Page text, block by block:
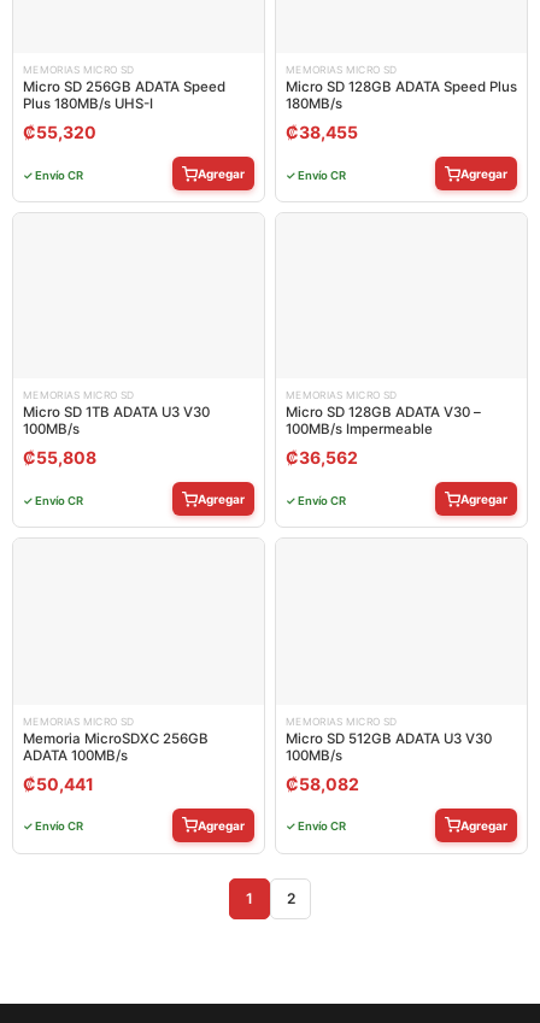
MEMORIAS MICRO SD
Micro SD 256GB ADATA Speed
Plus 180MB/s UHS-I
₡55,320
✓ Envío CR Agregar
MEMORIAS MICRO SD
Micro SD 128GB ADATA Speed Plus
180MB/s
₡38,455
✓ Envío CR Agregar
MEMORIAS MICRO SD
Micro SD 1TB ADATA U3 V30
100MB/s
₡55,808
✓ Envío CR Agregar
MEMORIAS MICRO SD
Micro SD 128GB ADATA V30 –
100MB/s Impermeable
₡36,562
✓ Envío CR Agregar
MEMORIAS MICRO SD
Memoria MicroSDXC 256GB
ADATA 100MB/s
₡50,441
✓ Envío CR Agregar
MEMORIAS MICRO SD
Micro SD 512GB ADATA U3 V30
100MB/s
₡58,082
✓ Envío CR Agregar
1 2